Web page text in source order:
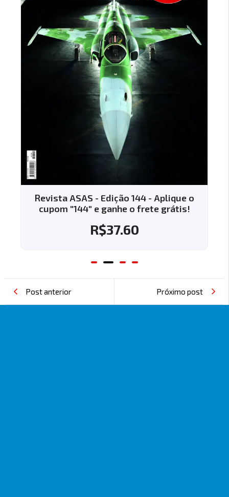
Revista ASAS - Edição 144 - Aplique o
cupom "144" e ganhe o frete grátis!
R$37.60
Post anterior Próximo post